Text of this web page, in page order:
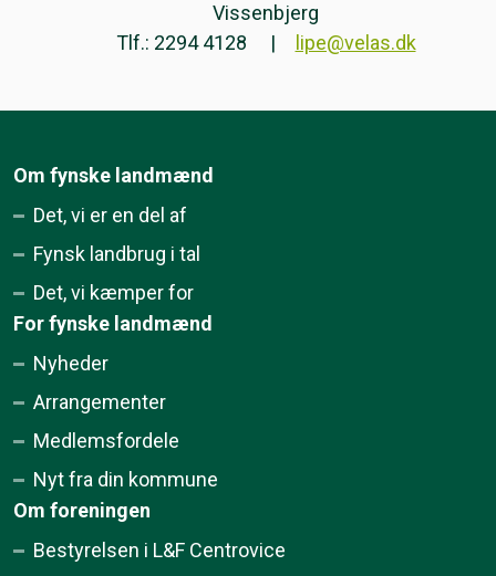
Vissenbjerg
Tlf.: 2294 4128
lipe@velas.dk
Om fynske landmænd
Det, vi er en del af
Fynsk landbrug i tal
Det, vi kæmper for
For fynske landmænd
Nyheder
Arrangementer
Medlemsfordele
Nyt fra din kommune
Om foreningen
Bestyrelsen i L&F Centrovice